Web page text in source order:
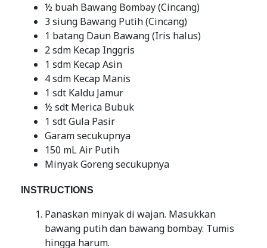
½ buah Bawang Bombay (Cincang)
3 siung Bawang Putih (Cincang)
1 batang Daun Bawang (Iris halus)
2 sdm Kecap Inggris
1 sdm Kecap Asin
4 sdm Kecap Manis
1 sdt Kaldu Jamur
½ sdt Merica Bubuk
1 sdt Gula Pasir
Garam secukupnya
150 mL Air Putih
Minyak Goreng secukupnya
INSTRUCTIONS
Panaskan minyak di wajan. Masukkan
bawang putih dan bawang bombay. Tumis
hingga harum.